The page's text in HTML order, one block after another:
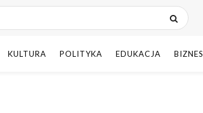
KULTURA POLITYKA EDUKACJA BIZNES